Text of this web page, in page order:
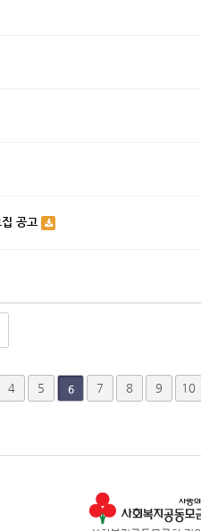
공고
4 5 6 7 8 9 10